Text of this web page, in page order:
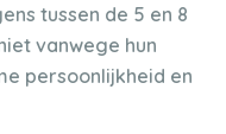
tussen de 5 en 8
vanwege hun
persoonlijkheid en